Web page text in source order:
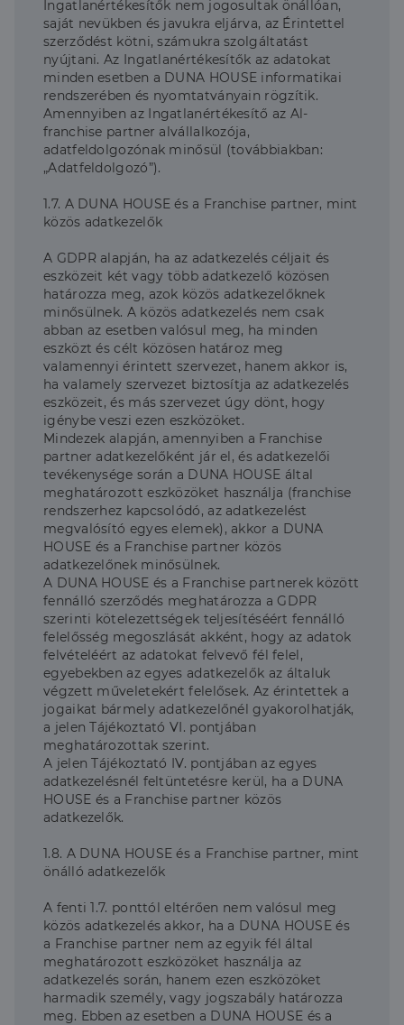
Ingatlanértékesítők nem jogosultak önállóan,
saját nevükben és javukra eljárva, az Érintettel
szerződést kötni, számukra szolgáltatást
nyújtani. Az Ingatlanértékesítők az adatokat
minden esetben a DUNA HOUSE informatikai
rendszerében és nyomtatványain rögzítik.
Amennyiben az Ingatlanértékesítő az Al-
franchise partner alvállalkozója,
adatfeldolgozónak minősül (továbbiakban:
„Adatfeldolgozó”).
1.7. A DUNA HOUSE és a Franchise partner, mint
közös adatkezelők
A GDPR alapján, ha az adatkezelés céljait és
eszközeit két vagy több adatkezelő közösen
határozza meg, azok közös adatkezelőknek
minősülnek. A közös adatkezelés nem csak
abban az esetben valósul meg, ha minden
eszközt és célt közösen határoz meg
valamennyi érintett szervezet, hanem akkor is,
ha valamely szervezet biztosítja az adatkezelés
eszközeit, és más szervezet úgy dönt, hogy
igénybe veszi ezen eszközöket.
Mindezek alapján, amennyiben a Franchise
partner adatkezelőként jár el, és adatkezelői
tevékenysége során a DUNA HOUSE által
meghatározott eszközöket használja (franchise
rendszerhez kapcsolódó, az adatkezelést
megvalósító egyes elemek), akkor a DUNA
HOUSE és a Franchise partner közös
adatkezelőnek minősülnek.
A DUNA HOUSE és a Franchise partnerek között
fennálló szerződés meghatározza a GDPR
szerinti kötelezettségek teljesítéséért fennálló
felelősség megoszlását akként, hogy az adatok
felvételéért az adatokat felvevő fél felel,
egyebekben az egyes adatkezelők az általuk
végzett műveletekért felelősek. Az érintettek a
jogaikat bármely adatkezelőnél gyakorolhatják,
a jelen Tájékoztató VI. pontjában
meghatározottak szerint.
A jelen Tájékoztató IV. pontjában az egyes
adatkezelésnél feltüntetésre kerül, ha a DUNA
HOUSE és a Franchise partner közös
adatkezelők.
1.8. A DUNA HOUSE és a Franchise partner, mint
önálló adatkezelők
A fenti 1.7. ponttól eltérően nem valósul meg
közös adatkezelés akkor, ha a DUNA HOUSE és
a Franchise partner nem az egyik fél által
meghatározott eszközöket használja az
adatkezelés során, hanem ezen eszközöket
harmadik személy, vagy jogszabály határozza
meg. Ebben az esetben a DUNA HOUSE és a